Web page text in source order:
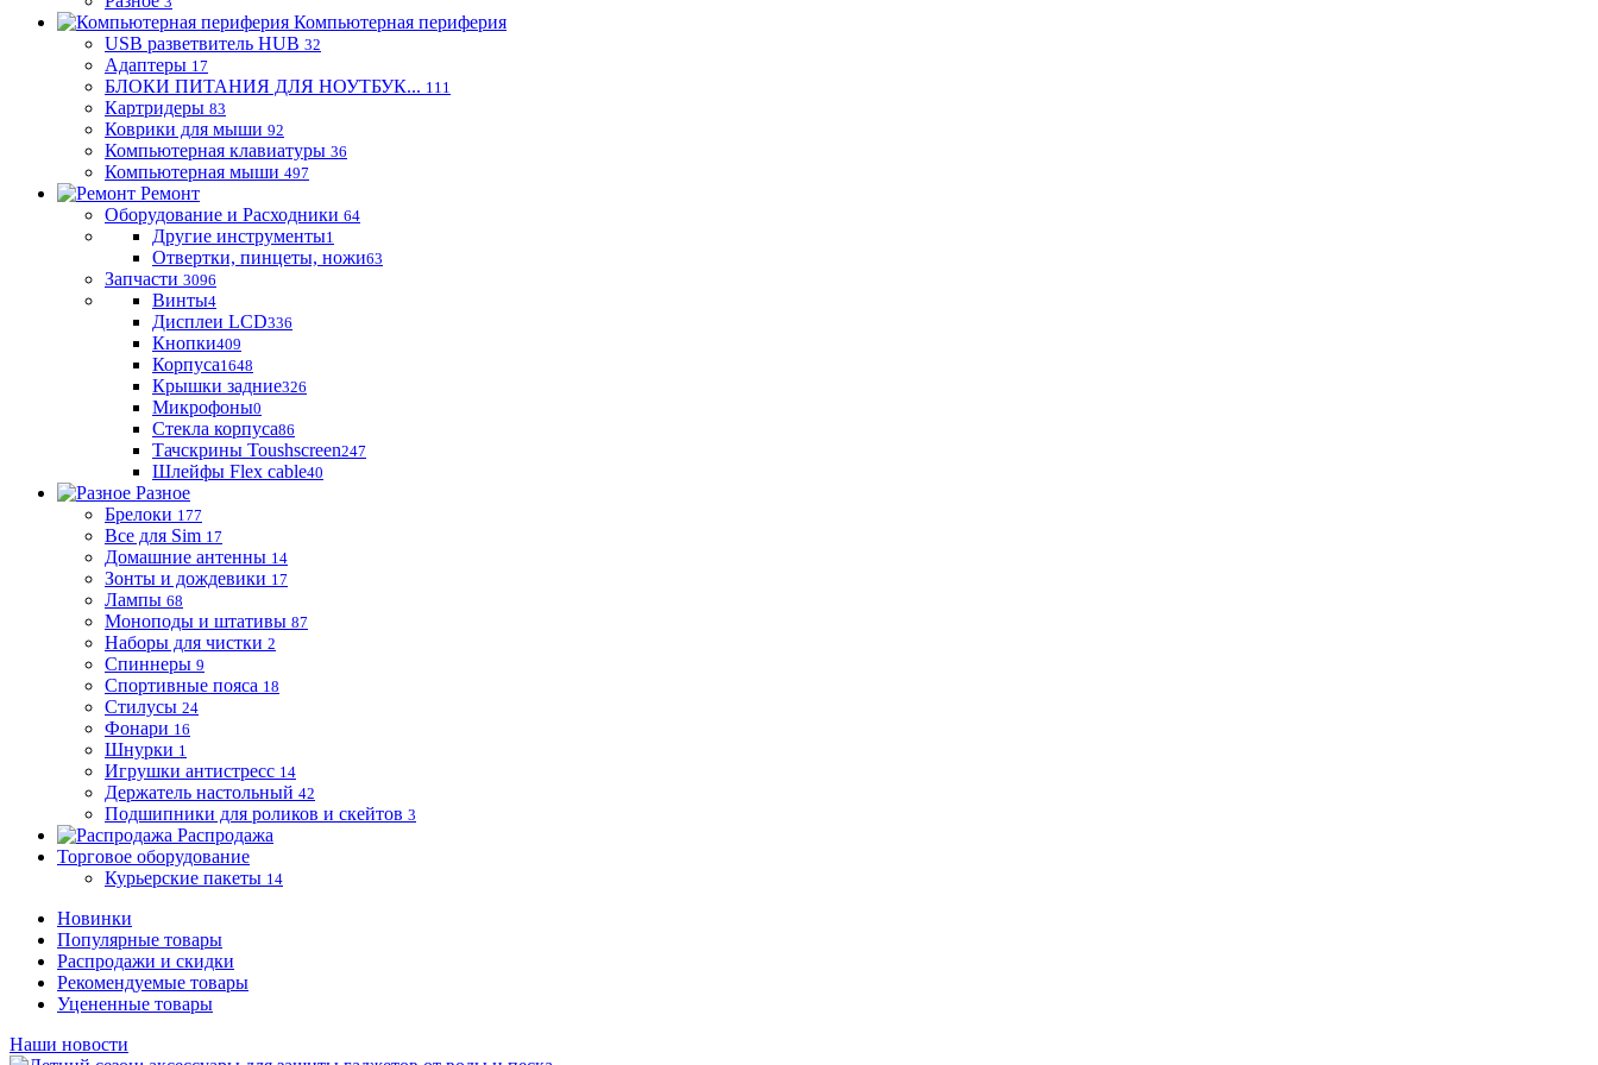
Компьютерная периферия
USB разветвитель HUB 32
Адаптеры 17
БЛОКИ ПИТАНИЯ ДЛЯ НОУТБУК... 111
Картридеры 83
Коврики для мыши 92
Компьютерная клавиатуры 36
Компьютерная мыши 497
Ремонт
Оборудование и Расходники 64
Другие инструменты1
Отвертки, пинцеты, ножи63
Запчасти 3096
Винты4
Дисплеи LCD336
Кнопки409
Корпуса1648
Крышки задние326
Микрофоны0
Стекла корпуса86
Тачскрины Toushscreen247
Шлейфы Flex cable40
Разное
Брелоки 177
Все для Sim 17
Домашние антенны 14
Зонты и дождевики 17
Лампы 68
Моноподы и штативы 87
Наборы для чистки 2
Спиннеры 9
Спортивные пояса 18
Стилусы 24
Фонари 16
Шнурки 1
Игрушки антистресс 14
Держатель настольный 42
Подшипники для роликов и скейтов 3
Распродажа
Торговое оборудование
Курьерские пакеты 14
Новинки
Популярные товары
Распродажи и скидки
Рекомендуемые товары
Уцененные товары
Наши новости